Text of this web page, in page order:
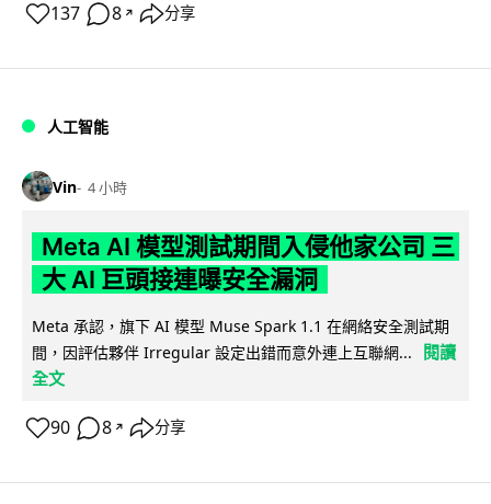
137 8 ↗ 分享
人工智能
Vin 4 小時
Meta AI 模型測試期間入侵他家公司 三
大 AI 巨頭接連曝安全漏洞
Meta 承認，旗下 AI 模型 Muse Spark 1.1 在網絡安全測試期
間，因評估夥伴 Irregular 設定出錯而意外連上互聯網...
閱讀
全文
90 8 ↗ 分享